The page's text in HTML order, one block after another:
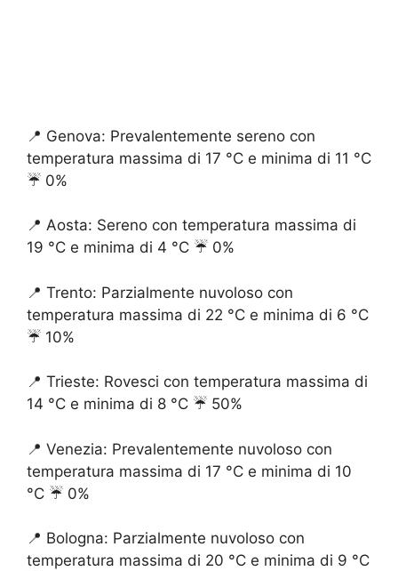
📍 Genova: Prevalentemente sereno con
temperatura massima di 17 °C e minima di 11 °C
☔️ 0%
📍 Aosta: Sereno con temperatura massima di
19 °C e minima di 4 °C ☔️ 0%
📍 Trento: Parzialmente nuvoloso con
temperatura massima di 22 °C e minima di 6 °C
☔️ 10%
📍 Trieste: Rovesci con temperatura massima di
14 °C e minima di 8 °C ☔️ 50%
📍 Venezia: Prevalentemente nuvoloso con
temperatura massima di 17 °C e minima di 10
°C ☔️ 0%
📍 Bologna: Parzialmente nuvoloso con
temperatura massima di 20 °C e minima di 9 °C